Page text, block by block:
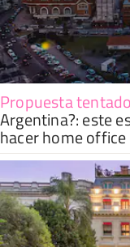
Propuesta
Argentina?: este
hacer home office